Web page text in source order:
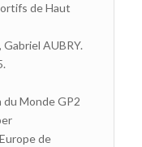
de Haut
AUBRY.
Monde GP2
de